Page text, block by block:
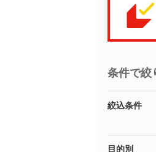
条件で絞
絞込条件
目的別